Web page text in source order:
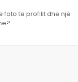
foto të profilit dhe një